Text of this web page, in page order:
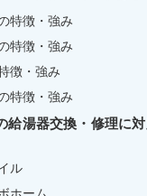
特徴・強み
特徴・強み
徴・強み
特徴・強み
給湯器交換・修理に
ル
ホーム